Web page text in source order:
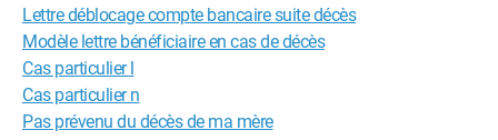
Lettre déblocage compte bancaire suite décès
Modèle lettre bénéficiaire en cas de décès
Cas particulier l
Cas particulier n
Pas prévenu du décès de ma mère